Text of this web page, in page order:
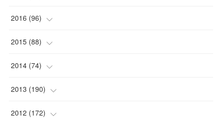
(1)
(1)
(1)
( 3 )
(1)
(2)
(1)
(3)
(1)
2016 (96)
(2)
(5)
(6)
(3)
2015 (88)
(4)
(7)
(6)
2014 (74)
(9)
(14)
2013 (190)
(17)
2012 (172)